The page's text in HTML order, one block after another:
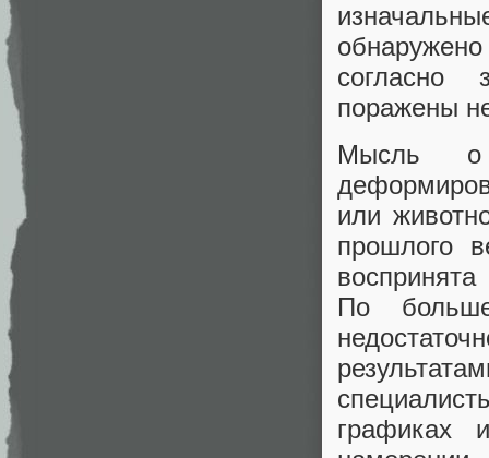
согласно
поражены
Мысль о
или
прошлого
По
графиках